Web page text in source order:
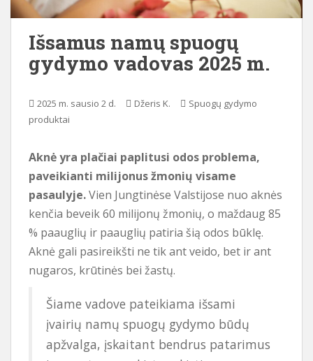
Išsamus namų spuogų
gydymo vadovas 2025 m.
2025 m. sausio 2 d. Džeris K.
Spuogų gydymo
produktai
Aknė yra plačiai paplitusi odos problema,
paveikianti milijonus žmonių visame
pasaulyje.Vien Jungtinėse Valstijose nuo aknės
kenčia beveik 60 milijonų žmonių, o maždaug 85
% paauglių ir paauglių patiria šią odos būklę.
Aknė gali pasireikšti ne tik ant veido, bet ir ant
nugaros, krūtinės bei žastų.
Šiame vadove pateikiama išsami
įvairių namų spuogų gydymo būdų
apžvalga, įskaitant bendrus patarimus